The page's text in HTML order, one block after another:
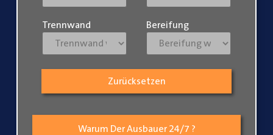
Warum Der Ausbauer 24/7 ?
Trennwand Bereifung
Zurücksetzen